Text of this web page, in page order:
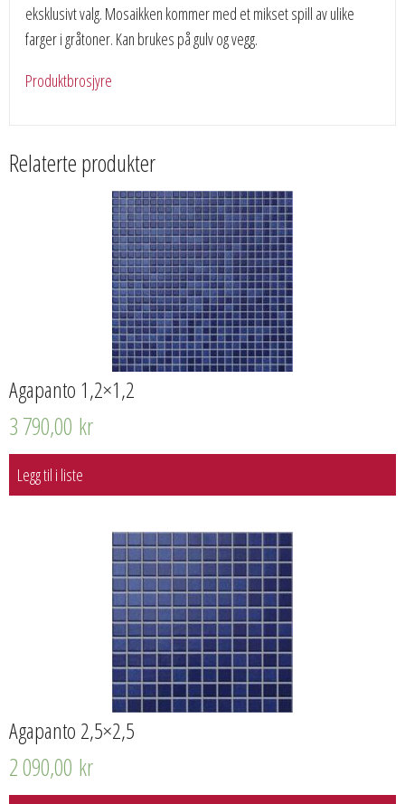
eksklusivt valg. Mosaikken kommer med et mikset spill av ulike
farger i gråtoner. Kan brukes på gulv og vegg.
Produktbrosjyre
Relaterte produkter
Agapanto 1,2×1,2
3 790,00 kr
Legg til i liste
Agapanto 2,5×2,5
2 090,00 kr